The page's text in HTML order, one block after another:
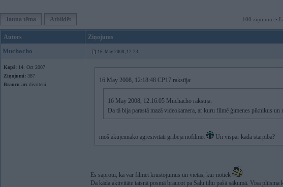
Jauna tēma Atbildēt 100 ziņojumi •
Autors Ziņojums
Muchacho 16. May 2008, 12:23
Kopš: 14. Oct 2007
Ziņojumi: 387
Braucu ar: divriteni
16 May 2008, 12:18:48 CP17 rakstīja:
16 May 2008, 12:16:05 Muchacho rakstīja:
Da tā bija parastā mazā videokamera, ar kuru filmē ģimenes piknikus un
moš akujennāko agresivitāti gribēja nofilmēt Un vispār kāda starpība?
Es saprotu, ka var filmēt krustojumus un vietas, kur notiek
Da kāda aktivitāte taisnā posmā braucot pa Salu tiltu pašā sākumā. Visa